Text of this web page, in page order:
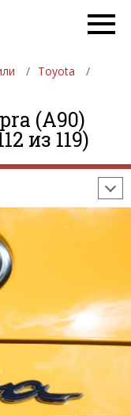
Toyota
(A90)
из 119)
ДЕВУШКИ